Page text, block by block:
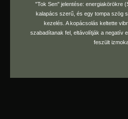
"Tok Sen" jelentése: energiakörökre
kalapács szerű, és egy tompa szög
kezelés. A kopácsolás keltette
szabadítanak fel, eltávolítják a negatív
feszült
foglaljon